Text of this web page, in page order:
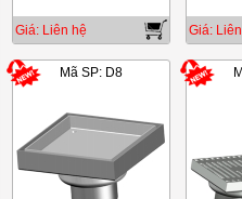
Giá: Liên hệ Giá:
Mã SP: D8